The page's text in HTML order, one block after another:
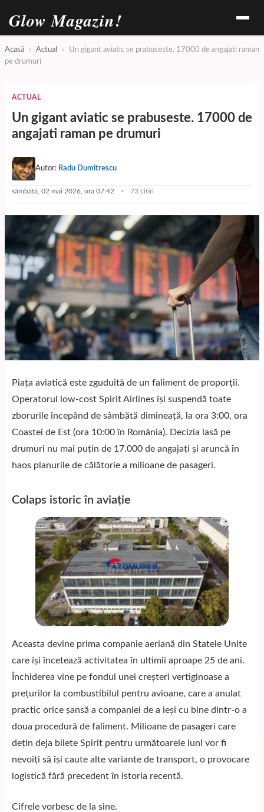
Glow Magazin!
Acasă › Actual ›
Un gigant aviatic se prabuseste. 17000 de angajati raman
pe drumuri
ACTUAL
Un gigant aviatic se prabuseste. 17000 de
angajati raman pe drumuri
Autor: Radu Dumitrescu
sâmbătă, 02 mai 2026, ora 07:42 73 citiri
Piața aviatică este zguduită de un faliment de proporții.
Operatorul low-cost Spirit Airlines își suspendă toate
zborurile începând de sâmbătă dimineață, la ora 3:00, ora
Coastei de Est (ora 10:00 în România). Decizia lasă pe
drumuri nu mai puțin de 17.000 de angajați și aruncă în
haos planurile de călătorie a milioane de pasageri.
Colaps istoric în aviație
Aceasta devine prima companie aeriană din Statele Unite
care își încetează activitatea în ultimii aproape 25 de ani.
Închiderea vine pe fondul unei creșteri vertiginoase a
prețurilor la combustibilul pentru avioane, care a anulat
practic orice șansă a companiei de a ieși cu bine dintr-o a
doua procedură de faliment. Milioane de pasageri care
dețin deja bilete Spirit pentru următoarele luni vor fi
nevoiți să își caute alte variante de transport, o provocare
logistică fără precedent în istoria recentă.
Cifrele vorbesc de la sine.